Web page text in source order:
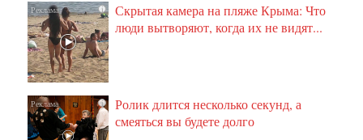
i
Скрытая камера на пляже Крыма: Что
люди вытворяют, когда их не видят...
i
Ролик длится несколько секунд, а
смеяться вы будете долго